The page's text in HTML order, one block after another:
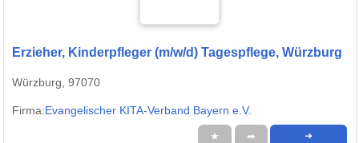
Erzieher, Kinderpfleger (m/w/d) Tagespflege, Würzburg
Würzburg, 97070
Firma:Evangelischer KITA-Verband Bayern e.V.
★ ➦ ➜